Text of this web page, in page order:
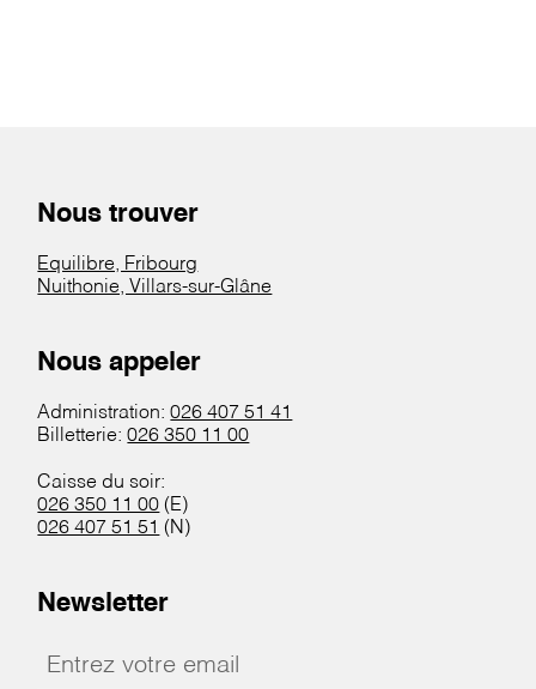
Nous trouver
Equilibre, Fribourg
Nuithonie, Villars-sur-Glâne
Nous appeler
Administration:026 407 51 41
Billetterie:026 350 11 00
Caisse du soir:
026 350 11 00 (E)
026 407 51 51 (N)
Newsletter